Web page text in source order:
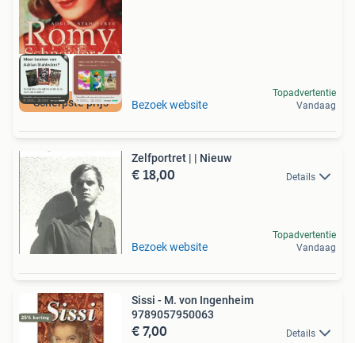
Scherpste prijs Bezoek website
Topadvertentie
Vandaag
Zelfportret | | Nieuw
€ 18,00 Details
Bezoek website
Topadvertentie
Vandaag
Sissi - M. von Ingenheim
9789057950063
€ 7,00 Details